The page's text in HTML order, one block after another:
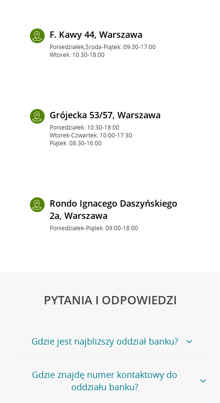
F. Kawy 44, Warszawa
Poniedziałek,Środa-Piątek: 09:30-17:00
Wtorek: 10:30-18:00
Grójecka 53/57, Warszawa
Poniedziałek: 10:30-18:00
Wtorek-Czwartek: 10:00-17:30
Piątek: 08:30-16:00
Rondo Ignacego Daszyńskiego
2a, Warszawa
Poniedziałek-Piątek: 09:00-18:00
PYTANIA I ODPOWIEDZI
Gdzie jest najbliższy oddział banku?
Jeśli szukasz oddziału naszego banku, zapraszamy na
stronęPlacówki i bankomaty, na której znajduje się
wygodna wyszukiwarka.
Gdzie znajdę numer kontaktowy do
oddziału banku?